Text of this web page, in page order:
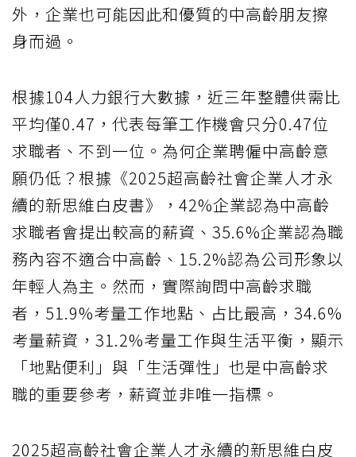
外，企業也可能因此和優質的中高齡朋友擦
身而過。
根據104人力銀行大數據，近三年整體供需比
平均僅0.47，代表每筆工作機會只分0.47位
求職者、不到一位。為何企業聘僱中高齡意
願仍低？根據《2025超高齡社會企業人才永
續的新思維白皮書》，42%企業認為中高齡
求職者會提出較高的薪資、35.6%企業認為職
務內容不適合中高齡、15.2%認為公司形象以
年輕人為主。然而，實際詢問中高齡求職
者，51.9%考量工作地點、占比最高，34.6%
考量薪資，31.2%考量工作與生活平衡，顯示
「地點便利」與「生活彈性」也是中高齡求
職的重要參考，薪資並非唯一指標。
2025超高齡社會企業人才永續的新思維白皮